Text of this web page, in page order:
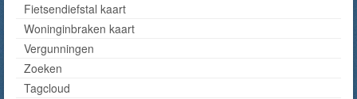
Fietsendiefstal kaart
Woninginbraken kaart
Vergunningen
Zoeken
Tagcloud